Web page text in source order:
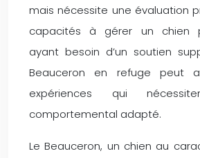
mais nécessite une évaluation
capacités à gérer un chien
ayant besoin d’un soutien
Beauceron en refuge peut
expériences qui
comportemental adapté.
Le Beauceron, un chien au